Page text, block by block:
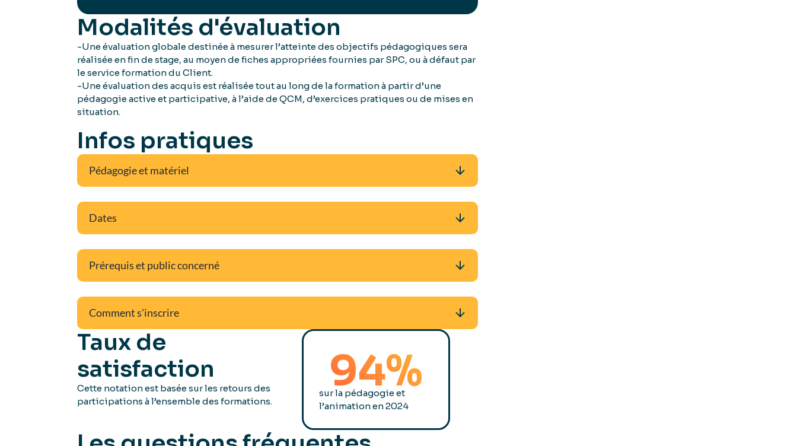
Modalités d'évaluation
-Une évaluation globale destinée à mesurer l’atteinte des objectifs pédagogiques sera
réalisée en fin de stage, au moyen de fiches appropriées fournies par SPC, ou à défaut par
le service formation du Client.
-Une évaluation des acquis est réalisée tout au long de la formation à partir d’une
pédagogie active et participative, à l’aide de QCM, d’exercices pratiques ou de mises en
situation.
Infos pratiques
Pédagogie et matériel
Dates
Prérequis et public concerné
Comment s'inscrire
Taux de
satisfaction
Cette notation est basée sur les retours des
participations à l’ensemble des formations.
94%
sur la pédagogie et
l’animation en 2024